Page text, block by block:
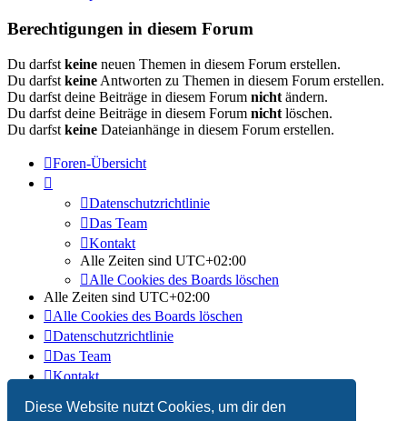
Diese Website nutzt Cookies, um dir den
Berechtigungen in diesem Forum
Du darfst keine neuen Themen in diesem Forum erstellen.
Du darfst keine Antworten zu Themen in diesem Forum erstellen.
Du darfst deine Beiträge in diesem Forum nicht ändern.
Du darfst deine Beiträge in diesem Forum nicht löschen.
Du darfst keine Dateianhänge in diesem Forum erstellen.
Foren-Übersicht
Datenschutzrichtlinie
Das Team
Kontakt
Alle Zeiten sind UTC+02:00
Alle Cookies des Boards löschen
Alle Zeiten sind UTC+02:00
Alle Cookies des Boards löschen
Datenschutzrichtlinie
Das Team
Kontakt
Powered byphpBB ® Forum Software © phpBB Limited